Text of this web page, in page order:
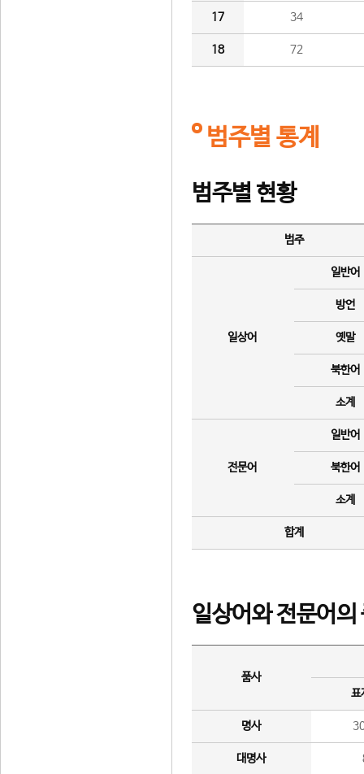
17 34
18 72
범주별 통계
범주별 현황
범주
일상어
일반어
방언
옛말
북한어
소계
전문어
일반어
북한어
소계
합계
일상어와 전문어의
품사
표
명사
대명사